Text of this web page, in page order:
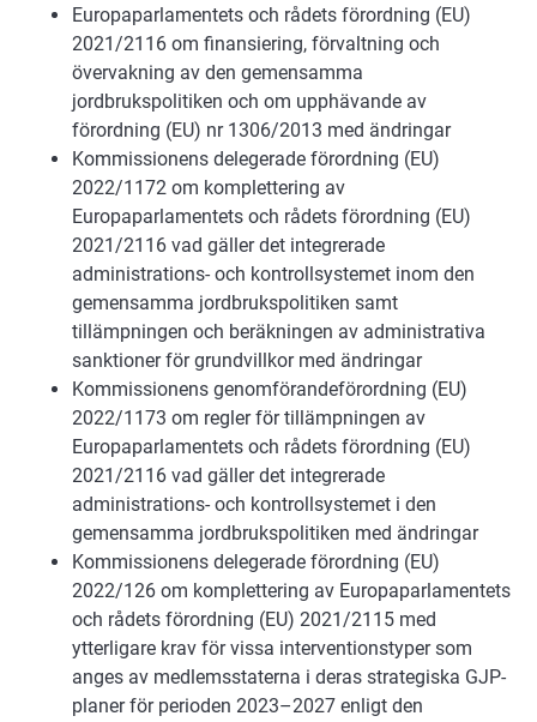
Europaparlamentets och rådets förordning (EU)
2021/2116 om finansiering, förvaltning och
övervakning av den gemensamma
jordbrukspolitiken och om upphävande av
förordning (EU) nr 1306/2013 med ändringar
Kommissionens delegerade förordning (EU)
2022/1172 om komplettering av
Europaparlamentets och rådets förordning (EU)
2021/2116 vad gäller det integrerade
administrations- och kontrollsystemet inom den
gemensamma jordbrukspolitiken samt
tillämpningen och beräkningen av administrativa
sanktioner för grundvillkor med ändringar
Kommissionens genomförandeförordning (EU)
2022/1173 om regler för tillämpningen av
Europaparlamentets och rådets förordning (EU)
2021/2116 vad gäller det integrerade
administrations- och kontrollsystemet i den
gemensamma jordbrukspolitiken med ändringar
Kommissionens delegerade förordning (EU)
2022/126 om komplettering av Europaparlamentets
och rådets förordning (EU) 2021/2115 med
ytterligare krav för vissa interventionstyper som
anges av medlemsstaterna i deras strategiska GJP-
planer för perioden 2023–2027 enligt den